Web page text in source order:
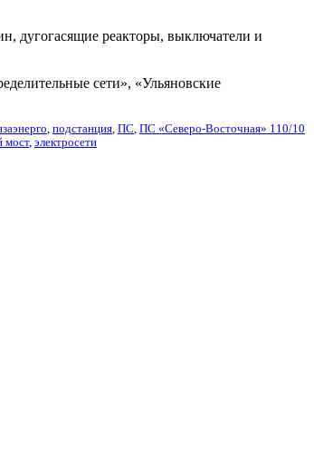
дугогасящие реакторы, выключатели и
сети», «Ульяновские
, подстанция, ПС, ПС «Северо-Восточная» 110/10
мост, электросети